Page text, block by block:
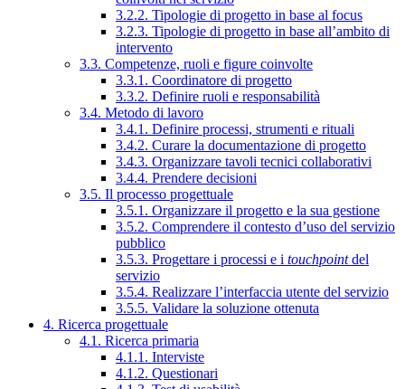
3.2.2. Tipologie di progetto in base al focus
3.2.3. Tipologie di progetto in base all’ambito di
intervento
3.3. Competenze, ruoli e figure coinvolte
3.3.1. Coordinatore di progetto
3.3.2. Definire ruoli e responsabilità
3.4. Metodo di lavoro
3.4.1. Definire processi, strumenti e rituali
3.4.2. Curare la documentazione di progetto
3.4.3. Organizzare tavoli tecnici collaborativi
3.4.4. Prendere decisioni
3.5. Il processo progettuale
3.5.1. Organizzare il progetto e la sua gestione
3.5.2. Comprendere il contesto d’uso del servizio
pubblico
3.5.3. Progettare i processi e i touchpointdel
servizio
3.5.4. Realizzare l’interfaccia utente del servizio
3.5.5. Validare la soluzione ottenuta
4. Ricerca progettuale
4.1. Ricerca primaria
4.1.1. Interviste
4.1.2. Questionari